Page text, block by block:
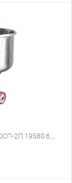
ДЕЖА ПОДКАТНАЯ В СБОРЕ ABAT ТМС-120СП-2П.19580.60.00.000СБ